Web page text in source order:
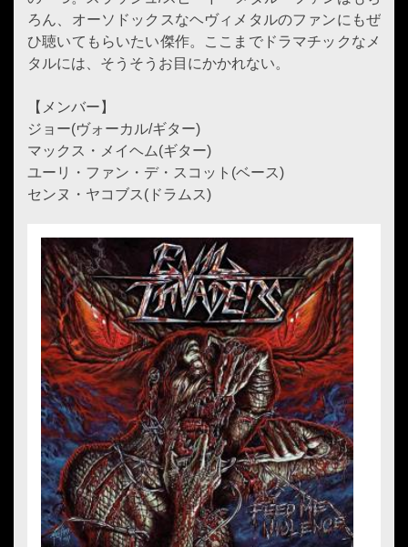
ろん、オーソドックスなヘヴィメタルのファンにもぜ
ひ聴いてもらいたい傑作。ここまでドラマチックなメ
タルには、そうそうお目にかかれない。
【メンバー】
ジョー(ヴォーカル/ギター)
マックス・メイヘム(ギター)
ユーリ・ファン・デ・スコット(ベース)
センヌ・ヤコブス(ドラムス)